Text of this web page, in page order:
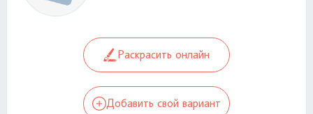
Раскрасить онлайн
Добавить свой вариант